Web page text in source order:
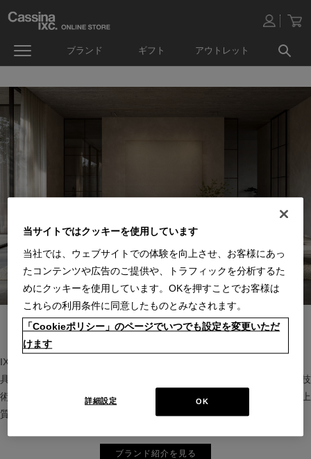
ブランド ギフト アウトレット
IXC（イクスシー）は、”Emotional Minimalism”を掲げるグローバル家
具ブランド。ヨーロッパの家具文化と日本の美意識を融合し、素材や技
術を活かした持続可能で洗練されたインテリアを提案。長く愛される上
質な暮らしを届けます。
ブランド紹介を見る
当サイトではクッキーを使用しています
当社では、ウェブサイトでの体験を向上させ、お客様にあっ
たコンテンツや広告のご提供や、トラフィックを分析するた
めにクッキーを使用しています。OKを押すことでお客様は
これらの利用条件に同意したものとみなされます。
「Cookieポリシー」のページでいつでも設定を変更いただ
けます
OK
詳細設定